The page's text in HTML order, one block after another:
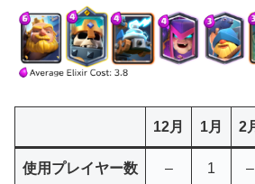
12月 1月 2
使用プレイヤー数 – 1 –